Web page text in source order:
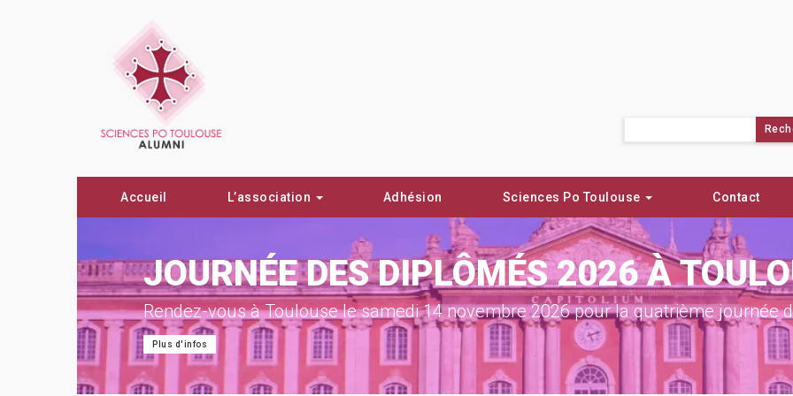
Accueil L’association Adhésion Sciences Po Toulouse Contact
JOURNÉE DES DIPLÔMÉS 2026 À
Rendez-vous à Toulouse le samedi 14 novembre 2026 pour la quatrième journée
Plus d'infos